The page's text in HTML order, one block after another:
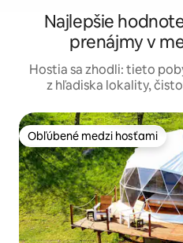
Najlepšie
prenájmy v
Hostia sa zhodli: tieto
z hľadiska lokality,
Obľúbené medzi hosťami
Obľúbené medzi hosťami